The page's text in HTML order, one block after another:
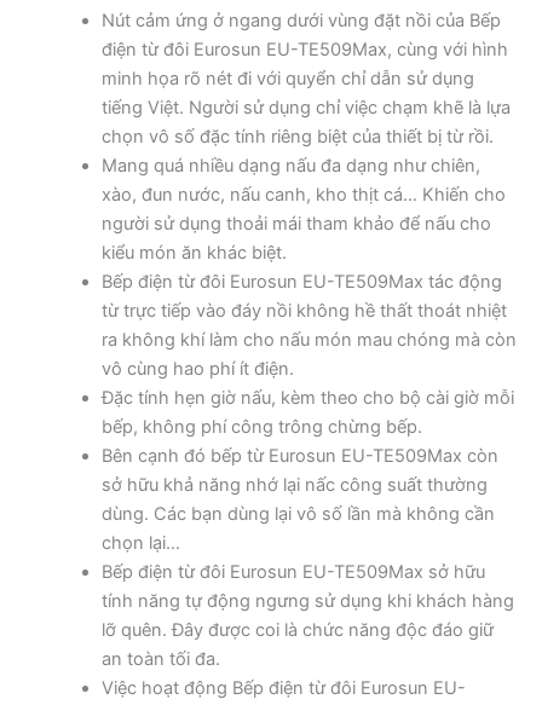
Nút cảm ứng ở ngang dưới vùng đặt nồi của Bếp
điện từ đôi Eurosun EU-TE509Max, cùng với hình
minh họa rõ nét đi với quyển chỉ dẫn sử dụng
tiếng Việt. Người sử dụng chỉ việc chạm khẽ là lựa
chọn vô số đặc tính riêng biệt của thiết bị từ rồi.
Mang quá nhiều dạng nấu đa dạng như chiên,
xào, đun nước, nấu canh, kho thịt cá… Khiến cho
người sử dụng thoải mái tham khảo để nấu cho
kiểu món ăn khác biệt.
Bếp điện từ đôi Eurosun EU-TE509Max tác động
từ trực tiếp vào đáy nồi không hề thất thoát nhiệt
ra không khí làm cho nấu món mau chóng mà còn
vô cùng hao phí ít điện.
Đặc tính hẹn giờ nấu, kèm theo cho bộ cài giờ mỗi
bếp, không phí công trông chừng bếp.
Bên cạnh đó bếp từ Eurosun EU-TE509Max còn
sở hữu khả năng nhớ lại nấc công suất thường
dùng. Các bạn dùng lại vô số lần mà không cần
chọn lại…
Bếp điện từ đôi Eurosun EU-TE509Max sở hữu
tính năng tự động ngưng sử dụng khi khách hàng
lỡ quên. Đây được coi là chức năng độc đáo giữ
an toàn tối đa.
Việc hoạt động Bếp điện từ đôi Eurosun EU-